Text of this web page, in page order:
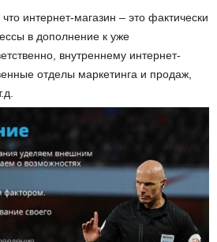
интернет-магазин – это фактически
в дополнение к уже
внутреннему интернет-
отделы маркетинга и продаж,